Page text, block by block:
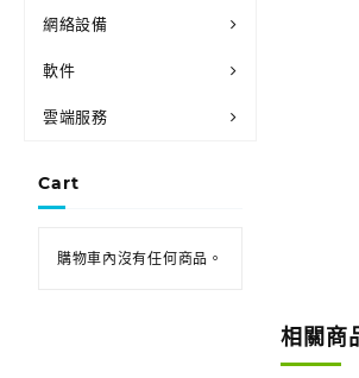
網絡設備
軟件
雲端服務
Cart
購物車內沒有任何商品。
相關商